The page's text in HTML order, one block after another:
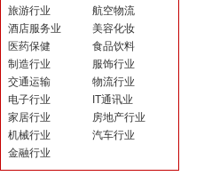
旅游行业
航空物流
酒店服务业
美容化妆
医药保健
食品饮料
制造行业
服饰行业
交通运输
物流行业
电子行业
IT通讯业
家居行业
房地产行业
机械行业
汽车行业
金融行业